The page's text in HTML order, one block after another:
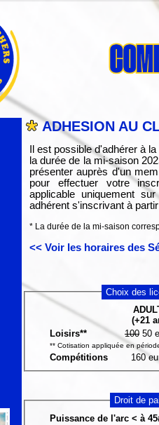
ADHESION AU
Il est possible d'adhérer à
la durée de la mi-saison
présenter auprès d'un
pour effectuer votre
applicable uniquement
adhérent s'inscrivant à
* La durée de la mi-saison
<< Voir les horaires des
Choix des
(+21
Loisirs**
100 50
** Cotisation appliquée en
Compétitions 160
Droit de
Puissance de l'arc < à